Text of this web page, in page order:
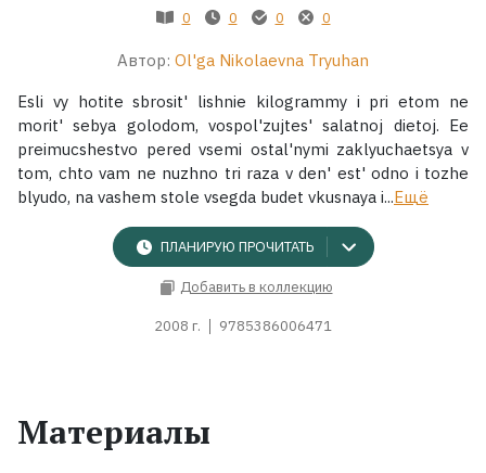
Коллекции
0 0 0 0
Автор: Ol'ga Nikolaevna Tryuhan
Esli vy hotite sbrosit' lishnie kilogrammy i pri etom ne
morit' sebya golodom, vospol'zujtes' salatnoj dietoj. Ee
preimucshestvo pered vsemi ostal'nymi zaklyuchaetsya v
tom, chto vam ne nuzhno tri raza v den' est' odno i tozhe
blyudo, na vashem stole vsegda budet vkusnaya i...Ещё
ПЛАНИРУЮ ПРОЧИТАТЬ
Добавить в коллекцию
2008 г. 9785386006471
Материалы